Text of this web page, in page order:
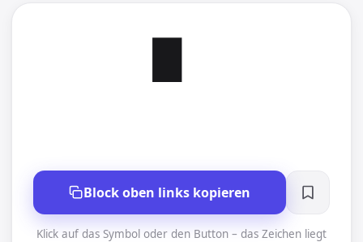
▘︎
Block oben links kopieren
Klick auf das Symbol oder den Button – das Zeichen liegt